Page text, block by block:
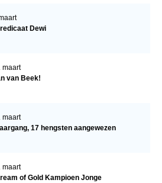
Dewi
maart
van Beek!
maart
17 hengsten aangewezen
maart
of Gold Kampioen Jonge